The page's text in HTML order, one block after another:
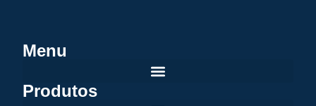
Menu
Produtos